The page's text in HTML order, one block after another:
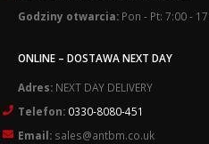
Godziny otwarcia: Pon - Pt: 7:00 -
ONLINE – DOSTAWA NEXT DAY
Adres: NEXT DAY DELIVERY
Telefon: 0330-8080-451
Email: sales@antbm.co.uk